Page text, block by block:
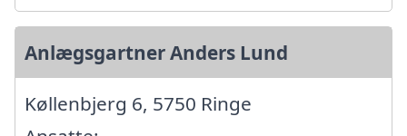
Anlægsgartner Anders Lund
Køllenbjerg 6, 5750 Ringe